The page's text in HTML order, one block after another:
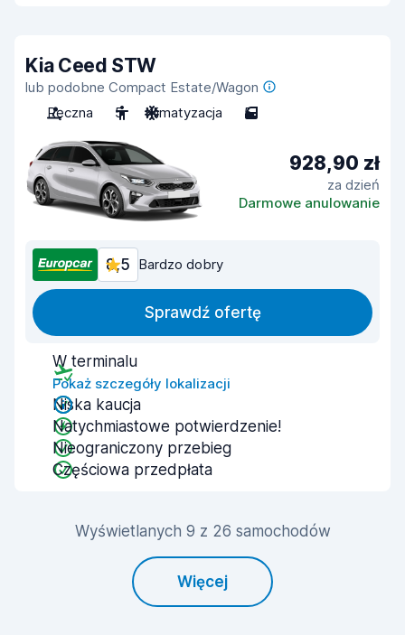
Kia Ceed STW
lub podobne Compact Estate/Wagon
Ręczna
5 Klimatyzacja 5
928,90 zł
za dzień
Darmowe anulowanie
8,5 Bardzo dobry
Sprawdź ofertę
W terminalu
Pokaż szczegóły lokalizacji
Niska kaucja
Natychmiastowe potwierdzenie!
Nieograniczony przebieg
Częściowa przedpłata
Wyświetlanych 9 z 26 samochodów
Więcej